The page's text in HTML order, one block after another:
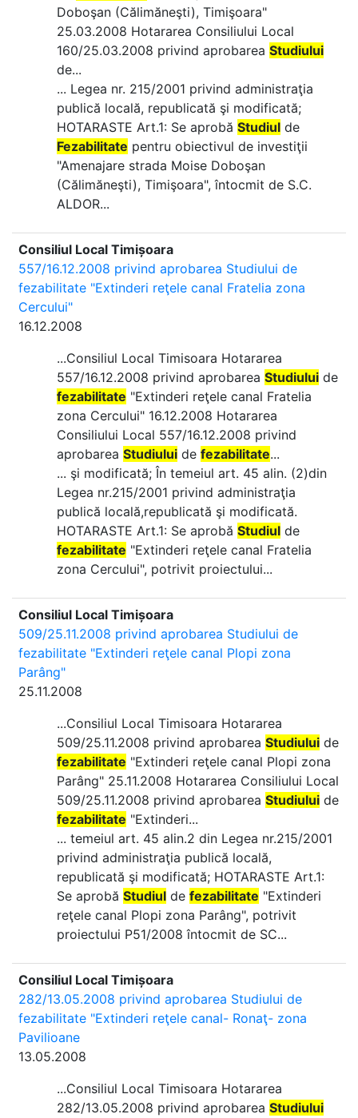
Doboşan (Călimăneşti), Timişoara"
25.03.2008 Hotararea Consiliului Local
160/25.03.2008 privind aprobarea Studiului
de...
... Legea nr. 215/2001 privind administraţia
publică locală, republicată şi modificată;
HOTARASTE Art.1: Se aprobă Studiul de
Fezabilitate pentru obiectivul de investiţii
"Amenajare strada Moise Doboşan
(Călimăneşti), Timişoara", întocmit de S.C.
ALDOR...
Consiliul Local Timișoara
557/16.12.2008 privind aprobarea Studiului de
fezabilitate "Extinderi reţele canal Fratelia zona
Cercului"
16.12.2008
...Consiliul Local Timisoara Hotararea
557/16.12.2008 privind aprobarea Studiului de
fezabilitate "Extinderi reţele canal Fratelia
zona Cercului" 16.12.2008 Hotararea
Consiliului Local 557/16.12.2008 privind
aprobarea Studiului de fezabilitate...
... şi modificată; În temeiul art. 45 alin. (2)din
Legea nr.215/2001 privind administraţia
publică locală,republicată şi modificată.
HOTARASTE Art.1: Se aprobă Studiul de
fezabilitate "Extinderi reţele canal Fratelia
zona Cercului", potrivit proiectului...
Consiliul Local Timișoara
509/25.11.2008 privind aprobarea Studiului de
fezabilitate "Extinderi reţele canal Plopi zona
Parâng"
25.11.2008
...Consiliul Local Timisoara Hotararea
509/25.11.2008 privind aprobarea Studiului de
fezabilitate "Extinderi reţele canal Plopi zona
Parâng" 25.11.2008 Hotararea Consiliului Local
509/25.11.2008 privind aprobarea Studiului de
fezabilitate "Extinderi...
... temeiul art. 45 alin.2 din Legea nr.215/2001
privind administraţia publică locală,
republicată şi modificată; HOTARASTE Art.1:
Se aprobă Studiul de fezabilitate "Extinderi
reţele canal Plopi zona Parâng", potrivit
proiectului P51/2008 întocmit de SC...
Consiliul Local Timișoara
282/13.05.2008 privind aprobarea Studiului de
fezabilitate "Extinderi reţele canal- Ronaţ- zona
Pavilioane
13.05.2008
...Consiliul Local Timisoara Hotararea
282/13.05.2008 privind aprobarea Studiului